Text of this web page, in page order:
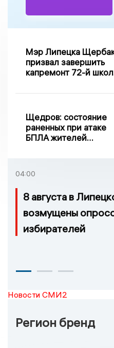
Мэр Липецка
призвал завершить
капремонт 72-й
Щедров: состояние
раненных при атаке
БПЛА жителей
04:00
8 августа в
возмущены
избирателей
Новости СМИ2
Регион бренд